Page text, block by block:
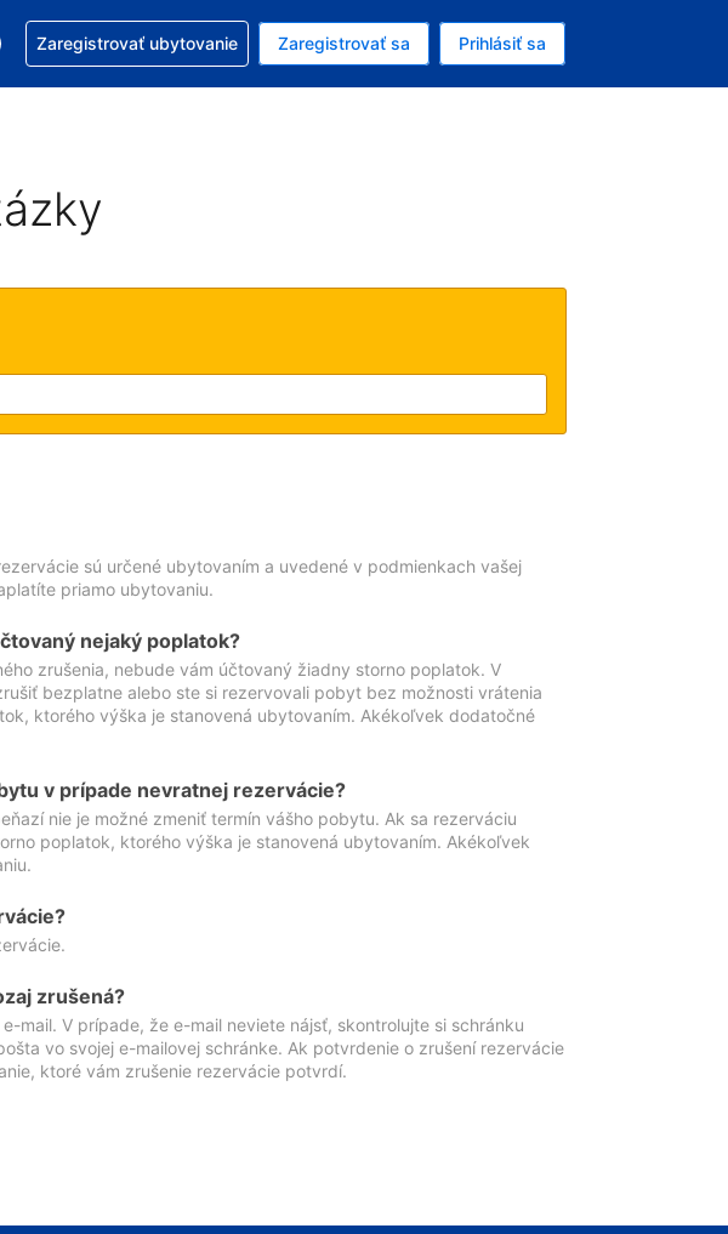
máte zvolenú menu EUR
Momentálne máte zvolený jazyk V slovenčine
Získajte pomoc s rezerváciou
Zaregistrovať ubytovanie Zaregistrovať sa Prihlásiť sa
sú určené ubytovaním a uvedené v podmienkach vašej
priamo ubytovaniu.
nejaký poplatok?
zrušenia, nebude vám účtovaný žiadny storno poplatok. V
bezplatne alebo ste si rezervovali pobyt bez možnosti vrátenia
ktorého výška je stanovená ubytovaním. Akékoľvek dodatočné
v prípade nevratnej rezervácie?
nie je možné zmeniť termín vášho pobytu. Ak sa rezerváciu
poplatok, ktorého výška je stanovená ubytovaním. Akékoľvek
zrušená?
mail. V prípade, že e-mail neviete nájsť, skontrolujte si schránku
vo svojej e-mailovej schránke. Ak potvrdenie o zrušení rezervácie
ktoré vám zrušenie rezervácie potvrdí.